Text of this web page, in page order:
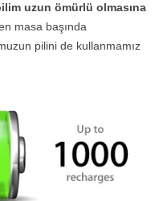
uzun ömürlü olmasına
masa başında
pilini de kullanmamız